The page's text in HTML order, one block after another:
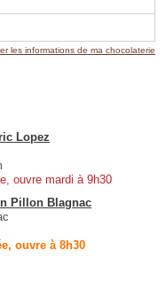
les informations de ma chocolaterie
Lopez
ouvre mardi à 9h30
Pillon Blagnac
ouvre à 8h30